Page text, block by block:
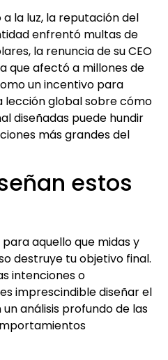
la luz, la reputación del
enfrentó multas de
la renuncia de su CEO
que afectó a millones de
un incentivo para
lección global sobre cómo
diseñadas puede hundir
más grandes del
estos
aquello que midas y
destruye tu objetivo final.
intenciones o
imprescindible diseñar el
análisis profundo de las